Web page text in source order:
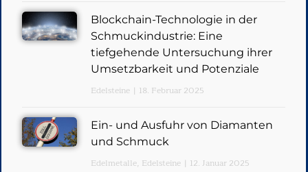
Blockchain-Technologie in der
Schmuckindustrie: Eine
tiefgehende Untersuchung ihrer
Umsetzbarkeit und Potenziale
Edelsteine 18. Februar 2025
Ein- und Ausfuhr von Diamanten
und Schmuck
Edelmetalle, Edelsteine 12. Januar 2025